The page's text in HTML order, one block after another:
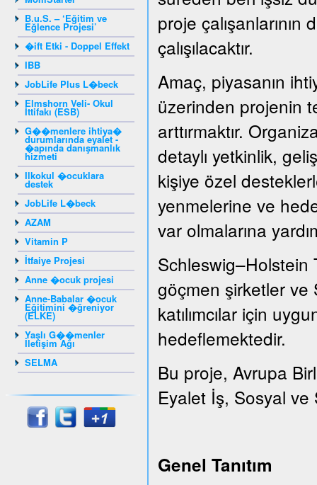
B.u.S. – ‘Eğitim ve
Eğlence Projesi’
�ift Etki - Doppel Effekt
IBB
JobLife Plus L�beck
Elmshorn Veli- Okul
İttifakı (ESB)
G��menlere ihtiya�
durumlarında eyalet -
�apında danışmanlık
hizmeti
Ilkokul �ocuklara
destek
JobLife L�beck
AZAM
Vitamin P
İtfaiye Projesi
Anne �ocuk projesi
Anne-Babalar �ocuk
Eğitimini �ğreniyor
(ELKE)
Yaşlı G��menler
İletişim Ağı
SELMA
proje çalışanlarının
çalışılacaktır.
Amaç, piyasanın
üzerinden projenin
arttırmaktır.
detaylı yetkinlik,
kişiye özel
yenmelerine ve
var olmalarına
Schleswig–Holstein
göçmen şirketler ve
katılımcılar için
hedeflemektedir.
Bu proje, Avrupa
Eyalet İş, Sosyal ve
Genel Tanıtım